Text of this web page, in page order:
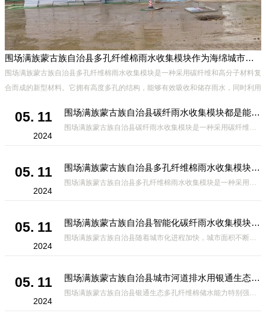
围场满族蒙古族自治县多孔纤维棉雨水收集模块作为海绵城市建设中的一种创新材料
围场满族蒙古族自治县多孔纤维棉雨水收集模块是一种采用碳纤维和高分子材料复
合而成的新型材料。它拥有高度多孔的结构，能够有效吸收和储存雨水，同时利用
具有05. 11
2024
围场满族蒙古族自治县碳纤雨水收集模块都是能应用在哪些方面？
围场满族蒙古族自治县碳纤雨水收集模块是一种采用碳纤维复合材料制成的雨水收集装置，具有*、环保、可持续等诸多优点。这种模块的设计独特，结构轻巧且强度高，耐腐蚀，能够在各种环境条件下稳定运行。其广泛的应用领域不仅体现在城市规
05. 11
2024
围场满族蒙古族自治县多孔纤维棉雨水收集模块作为海绵城市建设中的一种创新材料
围场满族蒙古族自治县多孔纤维棉雨水收集模块是一种采用碳纤维和高分子材料复合而成的新型材料。它拥有高度多孔的结构，能够有效吸收和储存雨水，同时利用其独特的导流设计，将雨水迅速排出，有效防止城市内涝的发生。此外，该材料还具有
05. 11
2024
围场满族蒙古族自治县智能化碳纤雨水收集模块-海绵城市排水蓄水系统的优选项
围场满族蒙古族自治县随着城市化进程加快，城市面积不断扩大，给城市带来的问题也随之增加。其中之一就是水资源的短缺。雨水收集是一种解决城市水资源短缺的有效途径。在雨水收集技术中，智能化碳纤雨水收集模块的出现，为解决城市水资源
05. 11
2024
围场满族蒙古族自治县城市河道排水用银通生态多孔纤维棉 渗透性好重量轻
围场满族蒙古族自治县银通生态多孔纤维棉储水能力特别强，大概是土壤的6倍，所以在下暴雨或者是严重的雨雪天气时，能将降水量很好的吸收掉，到了天气晴朗之后又会将这些水分蒸发到空气中。这种材料在绿化环保上能起到很大的作用，能够大